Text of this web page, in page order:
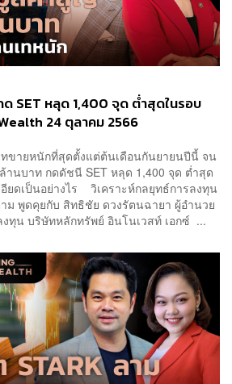
ด SET หลุด 1,400 จุด ต่ำสุดในรอบ
24 ตุลาคม 2566
ทขายหนักที่สุดตั้งแต่ต้นเดือนกันยายนปีนี้ จน
านบาท กดดัชนี SET หลุด 1,400 จุด ต่ำสุด
อียดเป็นอย่างไร วิเคราะห์กลยุทธ์การลงทุน
ม พูดคุยกับ สิทธิชัย ดวงรัตนฉายา ผู้อำนวย
งทุน บริษัทหลักทรัพย์ อินโนเวสท์ เอกซ์ ...